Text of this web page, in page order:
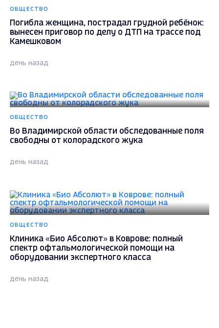
ОБЩЕСТВО
Погибла женщина, пострадал грудной ребёнок:
вынесен приговор по делу о ДТП на трассе под
Камешковом
день назад
ОБЩЕСТВО
Во Владимирской области обследованные поля
свободны от колорадского жука
день назад
ОБЩЕСТВО
Клиника «Био Абсолют» в Коврове: полный
спектр офтальмологической помощи на
оборудовании экспертного класса
день назад